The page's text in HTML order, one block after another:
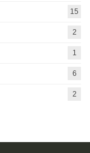
15
2
1
6
2